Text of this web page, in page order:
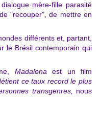
mère-fille parasité
"recouper", de mettre en
différents et, partant,
le Brésil contemporain qui
Madalena est un film
ce taux recordleplus
transgenres,
nous